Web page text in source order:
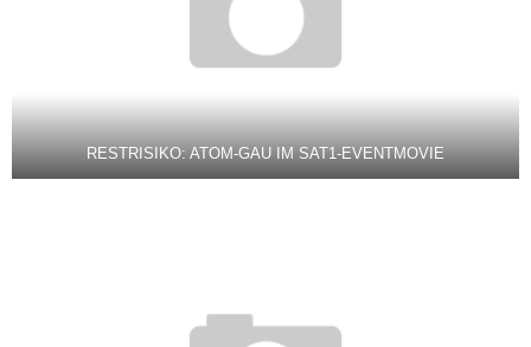
RESTRISIKO: ATOM-GAU IM SAT1-EVENTMOVIE